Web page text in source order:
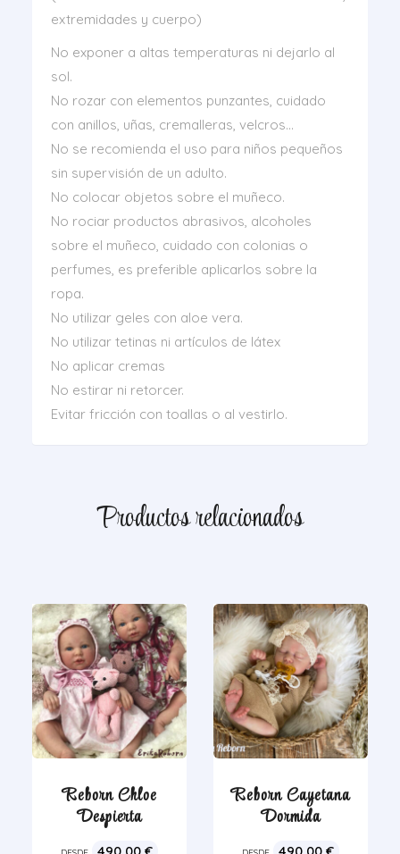
extremidades y cuerpo)
No exponer a altas temperaturas ni dejarlo al
sol.
No rozar con elementos punzantes, cuidado
con anillos, uñas, cremalleras, velcros…
No se recomienda el uso para niños pequeños
sin supervisión de un adulto.
No colocar objetos sobre el muñeco.
No rociar productos abrasivos, alcoholes
sobre el muñeco, cuidado con colonias o
perfumes, es preferible aplicarlos sobre la
ropa.
No utilizar geles con aloe vera.
No utilizar tetinas ni artículos de látex
No aplicar cremas
No estirar ni retorcer.
Evitar fricción con toallas o al vestirlo.
Productos relacionados
Reborn Chloe
Despierta
Reborn Cayetana
Dormida